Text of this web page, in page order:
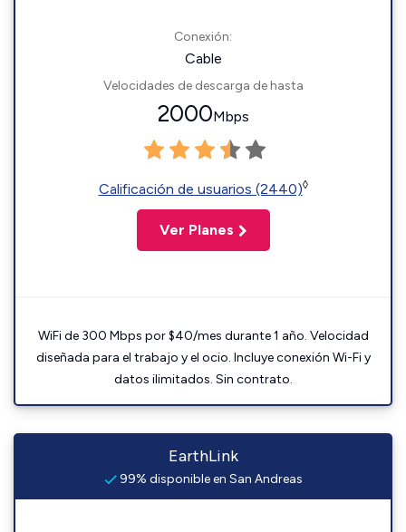
Conexión:
Cable
Velocidades de descarga de hasta
2000Mbps
Calificación de usuarios (2440)◊
Ver Planes
WiFi de 300 Mbps por $40/mes durante 1 año. Velocidad
diseñada para el trabajo y el ocio. Incluye conexión Wi-Fi y
datos ilimitados. Sin contrato.
EarthLink
99% disponible en San Andreas